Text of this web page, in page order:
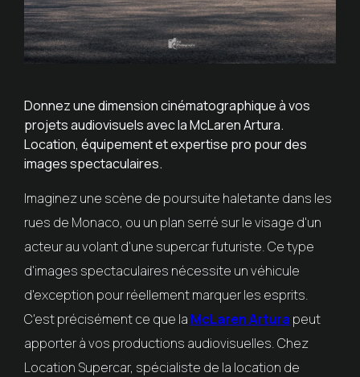
Donnez une dimension cinématographique à vos
projets audiovisuels avec la McLaren Artura.
Location, équipement et expertise pro pour des
images spectaculaires.
Imaginez une scène de poursuite haletante dans les
rues de Monaco, ou un plan serré sur le visage d'un
acteur au volant d'une supercar futuriste. Ce type
d'images spectaculaires nécessite un véhicule
d'exception pour réellement marquer les esprits.
C'est précisément ce que la McLaren Artura peut
apporter à vos productions audiovisuelles. Chez
Location Supercar, spécialiste de la location de